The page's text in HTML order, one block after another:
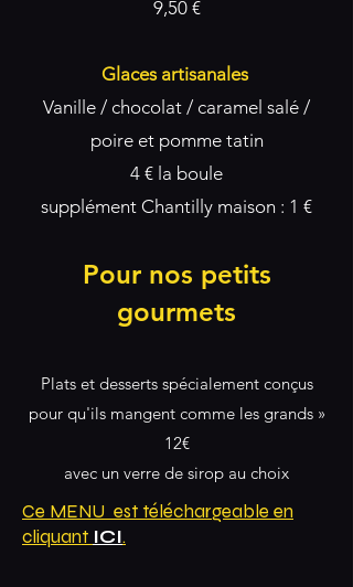
9,50 €
Glaces artisanales
Vanille / chocolat / caramel salé /
poire et pomme tatin
4 € la boule
supplément Chantilly maison : 1 €
Pour nos petits
gourmets
Plats et desserts spécialement conçus
pour qu'ils mangent comme les grands »
12€
avec un verre de sirop au choix
Ce MENU est téléchargeable en
cliquant ICI.